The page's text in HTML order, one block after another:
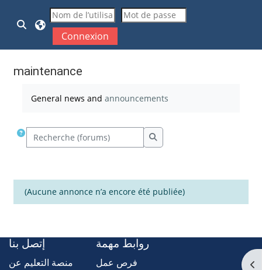
Passer au contenu principal
Activer/désactiver la saisie de recherche
Connexion
maintenance
General news and announcements
Recherche (forums)
Recherche (forums)
(Aucune annonce n’a encore été publiée)
إتصل بنا
منصة التعليم عن
روابط مهمة
فرص عمل